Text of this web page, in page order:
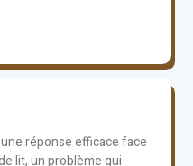
réponse efficace face
lit, un problème qui